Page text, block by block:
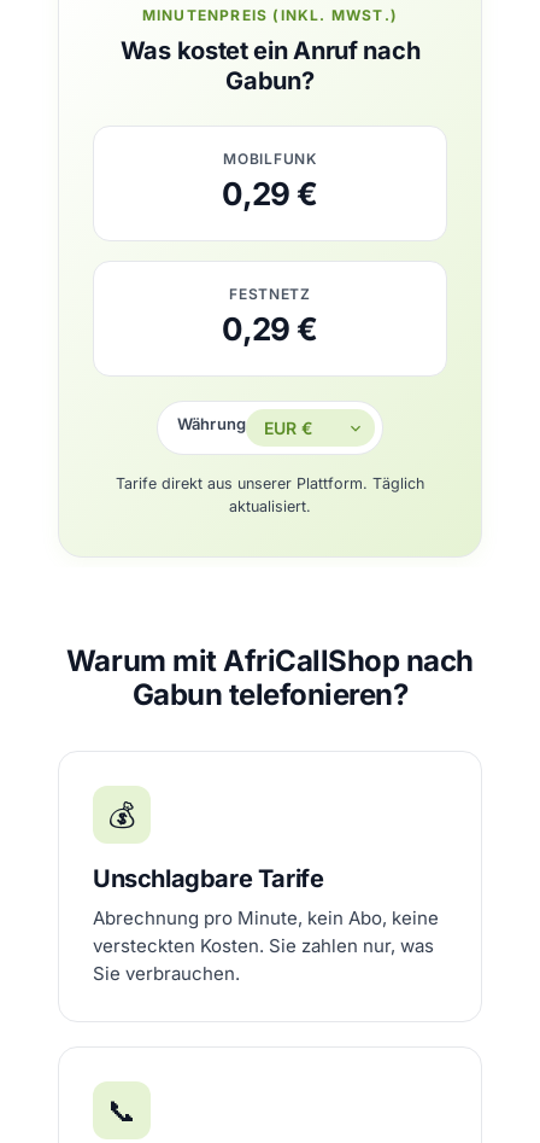
MINUTENPREIS (INKL. MWST.)
Was kostet ein Anruf nach
Gabun?
MOBILFUNK
0,29 €
FESTNETZ
0,29 €
Währung
Tarife direkt aus unserer Plattform. Täglich
aktualisiert.
Warum mit AfriCallShop nach
Gabun telefonieren?
💰
Unschlagbare Tarife
Abrechnung pro Minute, kein Abo, keine
versteckten Kosten. Sie zahlen nur, was
Sie verbrauchen.
📞